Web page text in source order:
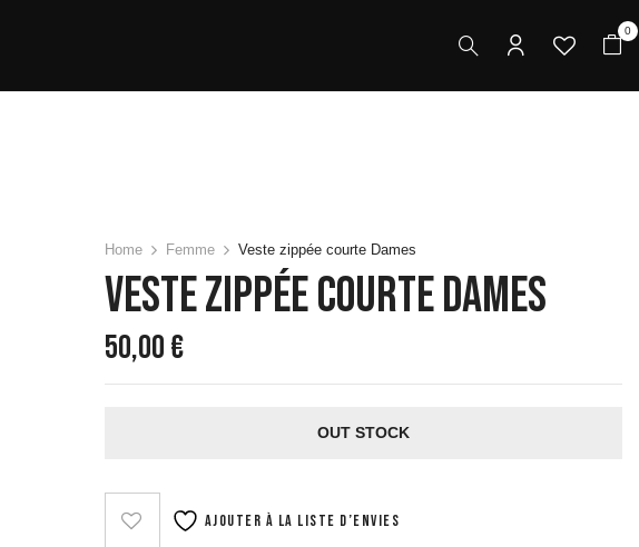
0
Home Femme Veste zippée courte Dames
Veste Zippée Courte Dames
50,00€
OUT STOCK
Ajouter à la liste d’envies